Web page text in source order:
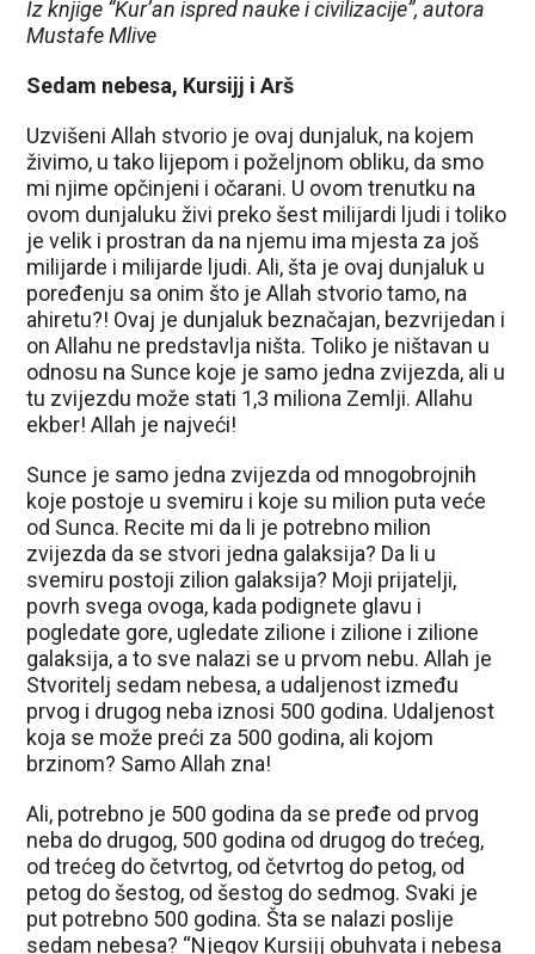
Iz knjige “Kur’an ispred nauke i civilizacije”, autora
Mustafe Mlive
Sedam nebesa, Kursijj i Arš
Uzvišeni Allah stvorio je ovaj dunjaluk, na kojem
živimo, u tako lijepom i poželjnom obliku, da smo
mi njime opčinjeni i očarani. U ovom trenutku na
ovom dunjaluku živi preko šest milijardi ljudi i toliko
je velik i prostran da na njemu ima mjesta za još
milijarde i milijarde ljudi. Ali, šta je ovaj dunjaluk u
poređenju sa onim što je Allah stvorio tamo, na
ahiretu?! Ovaj je dunjaluk beznačajan, bezvrijedan i
on Allahu ne predstavlja ništa. Toliko je ništavan u
odnosu na Sunce koje je samo jedna zvijezda, ali u
tu zvijezdu može stati 1,3 miliona Zemlji. Allahu
ekber! Allah je najveći!
Sunce je samo jedna zvijezda od mnogobrojnih
koje postoje u svemiru i koje su milion puta veće
od Sunca. Recite mi da li je potrebno milion
zvijezda da se stvori jedna galaksija? Da li u
svemiru postoji zilion galaksija? Moji prijatelji,
povrh svega ovoga, kada podignete glavu i
pogledate gore, ugledate zilione i zilione i zilione
galaksija, a to sve nalazi se u prvom nebu. Allah je
Stvoritelj sedam nebesa, a udaljenost između
prvog i drugog neba iznosi 500 godina. Udaljenost
koja se može preći za 500 godina, ali kojom
brzinom? Samo Allah zna!
Ali, potrebno je 500 godina da se pređe od prvog
neba do drugog, 500 godina od drugog do trećeg,
od trećeg do četvrtog, od četvrtog do petog, od
petog do šestog, od šestog do sedmog. Svaki je
put potrebno 500 godina. Šta se nalazi poslije
sedam nebesa? “Njegov Kursijj obuhvata i nebesa